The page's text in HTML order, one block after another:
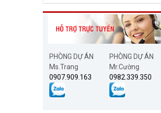
PHÒNG DỰ ÁN
Ms.Trang
0907.909.163
PHÒNG DỰ ÁN
Mr.Cường
0982.339.350